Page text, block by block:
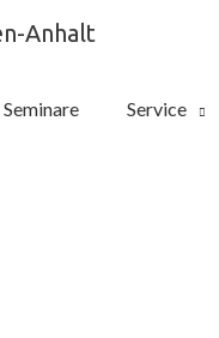
Anhalt
Seminare Service